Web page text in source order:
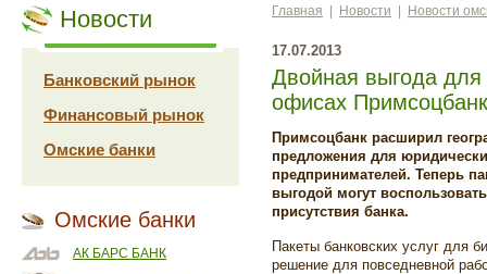
Новости
Банковский рынок
Финансовый рынок
Омские банки
Омские банки
АК БАРС БАНК
Главная Новости Новости
17.07.2013
Двойная выгода для
офисах
Примсоцбанк расширил
предложения для
предпринимателей. Теперь
выгодой могут
присутствия банка.
Пакеты банковских услуг для
решение для повседневной